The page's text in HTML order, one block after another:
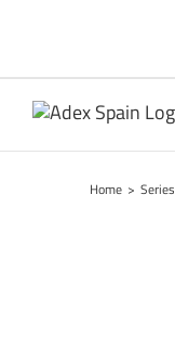
Home > Series